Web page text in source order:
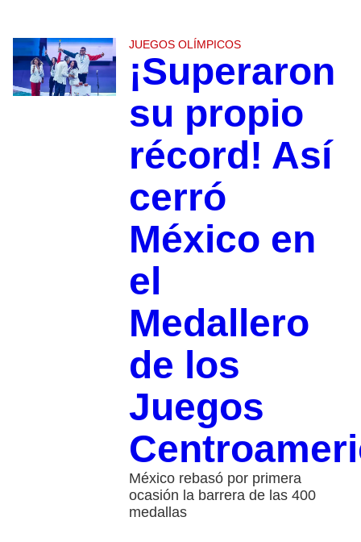
JUEGOS OLÍMPICOS
¡Superaron
su propio
récord! Así
cerró
México en
el
Medallero
de los
Juegos
México rebasó por primera
ocasión la barrera de las 400
medallas